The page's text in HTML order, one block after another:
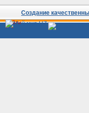
Создание
Сайты
Узбекистана